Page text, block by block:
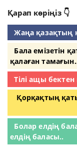
Қарап көріңіз 👇
Жаңа қазақтың
Бала емізетін
қалаған
Тілі ащы
Қорқақтың
Болар елдің
елдің баласы..